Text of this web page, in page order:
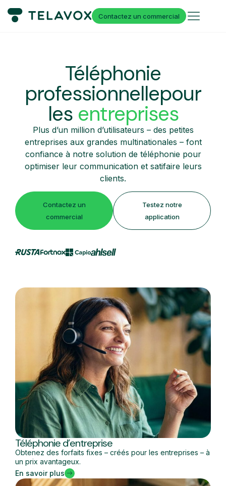
Contactez un commercial
Téléphonie
professionnellepour
les entreprises
Plus d’un million d’utilisateurs – des petites
entreprises aux grandes multinationales – font
confiance à notre solution de téléphonie pour
optimiser leur communication et satifaire leurs
clients.
Contactez un
commercial
Testez notre
application
Téléphonie d’entreprise
Obtenez des forfaits fixes – créés pour les entreprises – à
un prix avantageux.
En savoir plus